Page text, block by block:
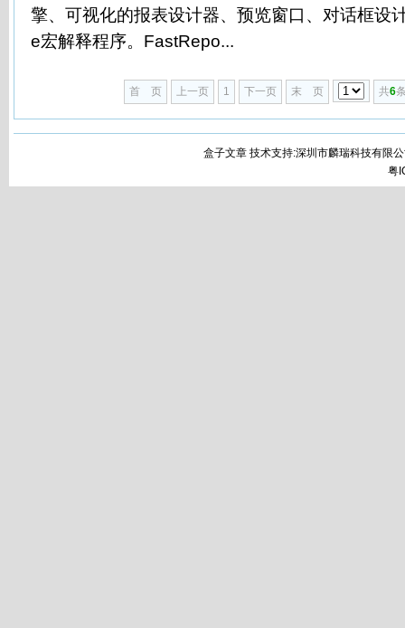
擎、可视化的报表设计器、预览窗口、对话框设
e宏解释程序。FastRepo...
首 页 上一页 1 下一页 末 页 共6
盒子文章 技术支持:深圳市麟瑞科技有限
粤